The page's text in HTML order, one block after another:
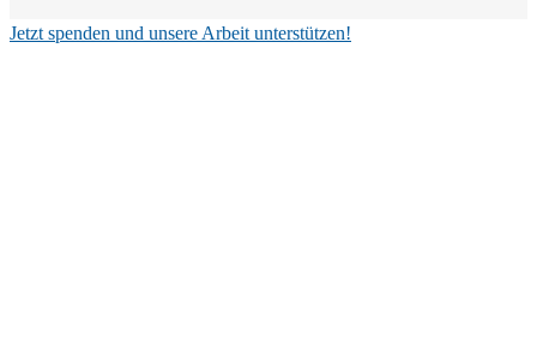
Jetzt spenden und unsere Arbeit unterstützen!